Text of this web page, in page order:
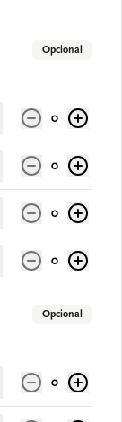
Opcional
0
0
0
0
Opcional
0